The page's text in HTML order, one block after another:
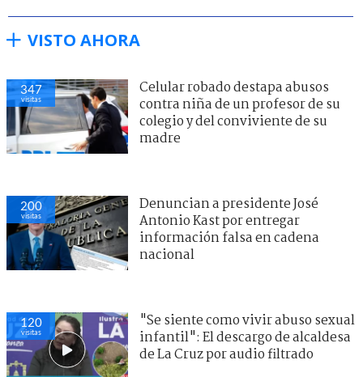
VISTO AHORA
347
visitas
Celular robado destapa abusos
contra niña de un profesor de su
colegio y del conviviente de su
madre
200
visitas
Denuncian a presidente José
Antonio Kast por entregar
información falsa en cadena
nacional
120
visitas
"Se siente como vivir abuso sexual
infantil": El descargo de alcaldesa
de La Cruz por audio filtrado